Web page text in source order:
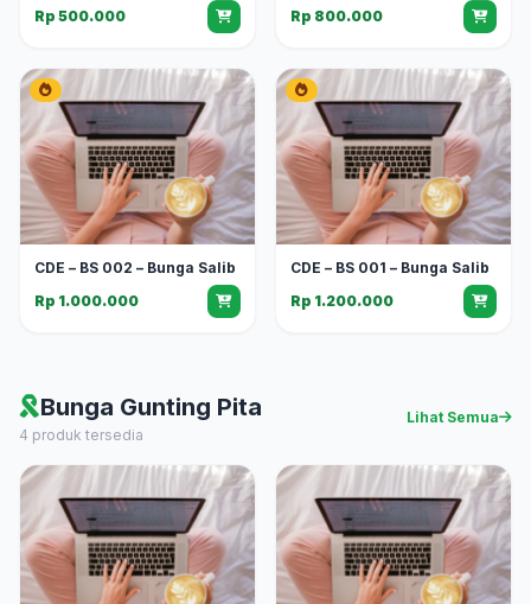
Rp 500.000
Rp 800.000
CDE – BS 002 – Bunga Salib
Rp 1.000.000
CDE – BS 001 – Bunga Salib
Rp 1.200.000
Bunga Gunting Pita
4 produk tersedia
Lihat Semua